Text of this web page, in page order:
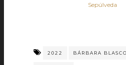
Sepúlveda
2022 BÁRBARA BLASCO